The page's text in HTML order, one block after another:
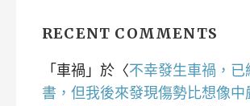
RECENT COMMENTS
「 車禍 」於〈不幸發生車禍，已
書，但我後來發現傷勢比想像中